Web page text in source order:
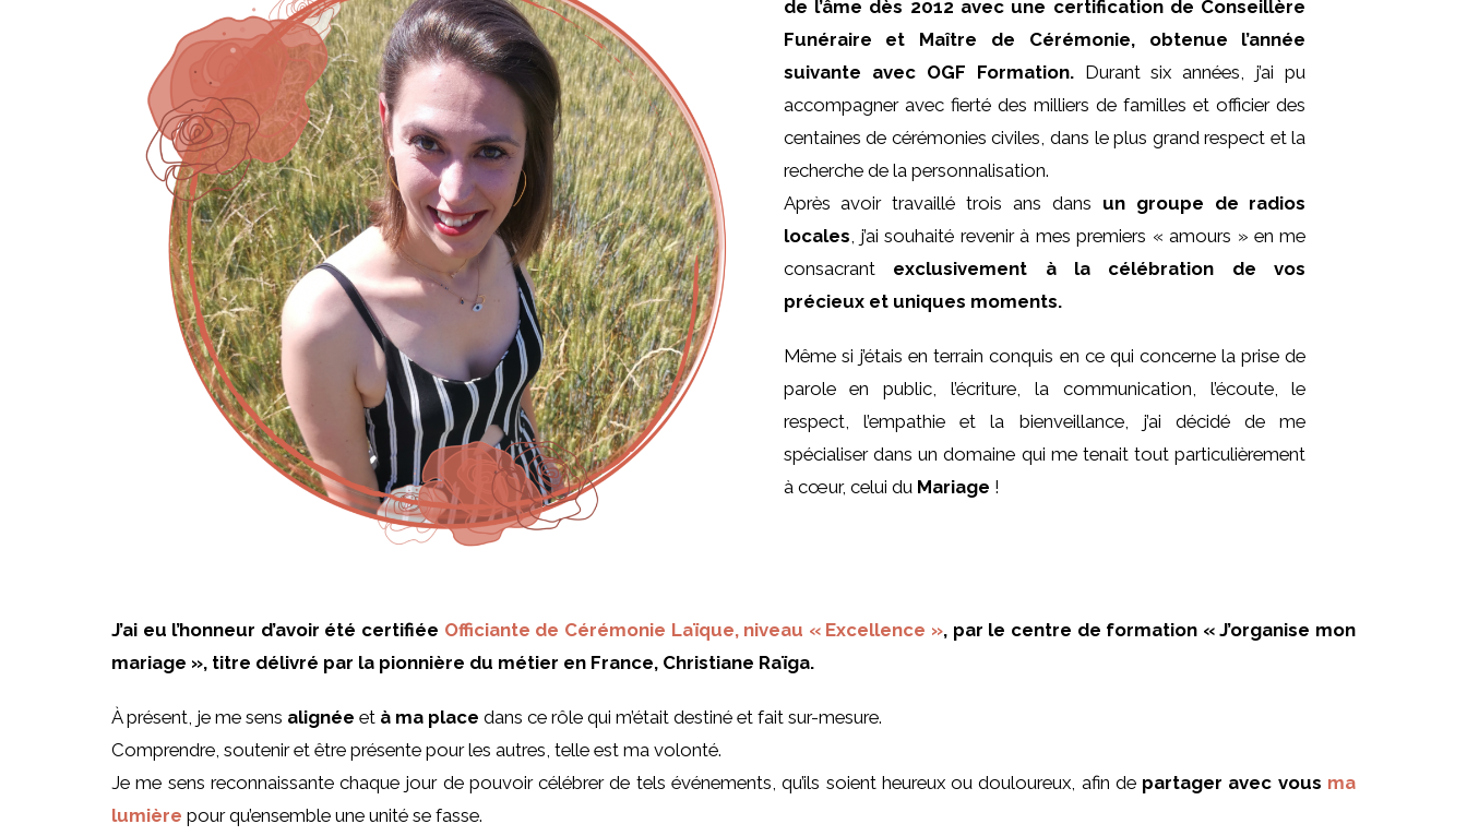
de l’âme dès 2012 avec une certification de Conseillère
Funéraire et Maître de Cérémonie, obtenue l’année
suivante avec OGF Formation.Durant six années, j’ai pu
accompagner avec fierté des milliers de familles et officier des
centaines de cérémonies civiles, dans le plus grand respect et la
recherche de la personnalisation.
Après avoir travaillé trois ans dans un groupe de radios
locales, j’ai souhaité revenir à mes premiers « amours » en me
consacrant exclusivement à la célébration de vos
précieux et uniques moments.
Même si j’étais en terrain conquis en ce qui concerne la prise de
parole en public, l’écriture, la communication, l’écoute, le
respect, l’empathie et la bienveillance, j’ai décidé de me
spécialiser dans un domaine qui me tenait tout particulièrement
à cœur, celui du Mariage !
J’ai eu l’honneur d’avoir été certifiée Officiante de Cérémonie Laïque, niveau « Excellence », par le centre de formation « J’organise mon
mariage », titre délivré par la pionnière du métier en France, Christiane Raïga.
À présent, je me sens alignée et à ma place dans ce rôle qui m’était destiné et fait sur-mesure.
Comprendre, soutenir et être présente pour les autres, telle est ma volonté.
Je me sens reconnaissante chaque jour de pouvoir célébrer de tels événements, qu’ils soient heureux ou douloureux, afin de partager avec vous ma
lumière pour qu’ensemble une unité se fasse.